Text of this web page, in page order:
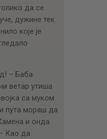
да се
дужине тек
које је
– Баба
ветар утиша
са муком
пута мораш да
и онда
Као да